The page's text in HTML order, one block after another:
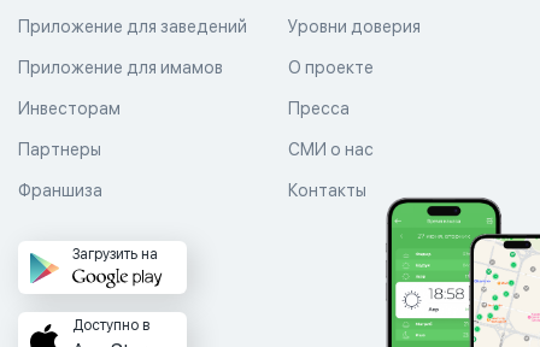
Уровни доверия
Приложение для заведений
Приложение для имамов О проекте
Пресса
СМИ о нас
Контакты
Инвесторам
Партнеры
Франшиза
Загрузить на
Доступно в